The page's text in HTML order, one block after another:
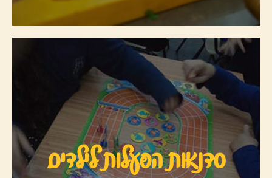
סדנאות הפעלות לילדים
סדנאות הפעלות לילדים
היכנסו לסדנאות לילדים ומצאו את הסדנא המתאימה לכם,
מבחר גדול של סדנאות...